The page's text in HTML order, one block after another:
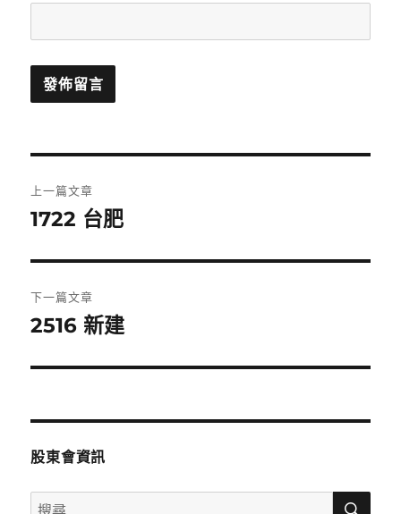
章
覽
上一篇文章
上
篇
文
章:
1722 台肥
下一篇文章
下
篇
章:
2516 新建
股東會資訊
搜
搜